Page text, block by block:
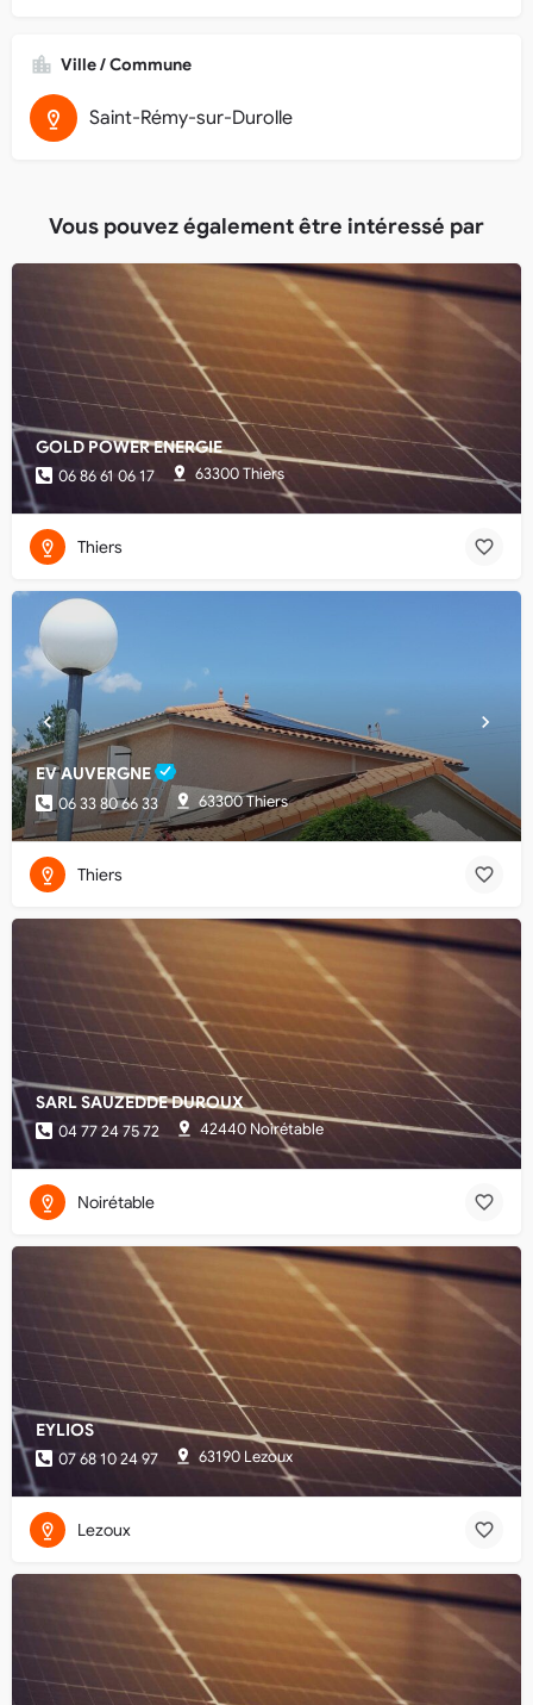
Ville / Commune
Saint-Rémy-sur-Durolle
Vous pouvez également être intéressé par
GOLD POWER ENERGIE
06 86 61 06 17 63300 Thiers
Thiers
EV AUVERGNE
06 33 80 66 33 63300 Thiers
Thiers
SARL SAUZEDDE DUROUX
04 77 24 75 72 42440 Noirétable
Noirétable
EYLIOS
07 68 10 24 97 63190 Lezoux
Lezoux